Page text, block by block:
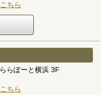
ちら
らぽーと横浜 3F
ちら